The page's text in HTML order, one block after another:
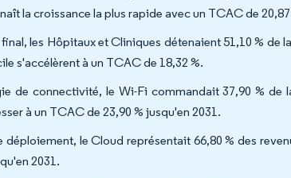
la croissance la plus rapide avec un TCAC de
les Hôpitaux et Cliniques détenaient 51,10 % de
s'accélèrent à un TCAC de 18,32 %.
de connectivité, le Wi-Fi commandait 37,90 % de
à un TCAC de 23,90 % jusqu'en 2031.
déploiement, le Cloud représentait 66,80 % des
2031.